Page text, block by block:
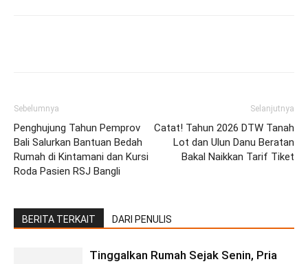
Sebelumnya
Penghujung Tahun Pemprov
Bali Salurkan Bantuan Bedah
Rumah di Kintamani dan Kursi
Roda Pasien RSJ Bangli
Selanjutnya
Catat! Tahun 2026 DTW Tanah
Lot dan Ulun Danu Beratan
Bakal Naikkan Tarif Tiket
BERITA TERKAIT DARI PENULIS
Tinggalkan Rumah Sejak Senin, Pria